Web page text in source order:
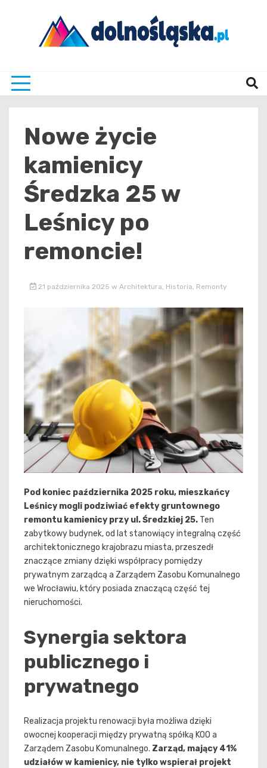
Nowe życie
kamienicy
Średzka 25 w
Leśnicy po
remoncie!
21 października 2025 w Architektura Historia Remonty
Pod koniec października 2025 roku, mieszkańcy
Leśnicy mogli podziwiać efekty gruntownego
remontu kamienicy przy ul. Średzkiej 25. Ten
zabytkowy budynek, od lat stanowiący integralną część
architektonicznego krajobrazu miasta, przeszedł
znaczące zmiany dzięki współpracy pomiędzy
prywatnym zarządcą a Zarządem Zasobu Komunalnego
we Wrocławiu, który posiada znaczącą część tej
nieruchomości.
Synergia sektora
publicznego i
prywatnego
Realizacja projektu renowacji była możliwa dzięki
owocnej kooperacji między prywatną spółką KOO a
Zarządem Zasobu Komunalnego. Zarząd, mający 41%
udziałów w kamienicy, nie tylko wspierał projekt